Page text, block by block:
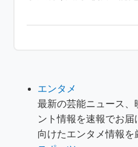
エンタメ
最新の芸能ニュース
ント情報を速報でお
向けたエンタメ情報を